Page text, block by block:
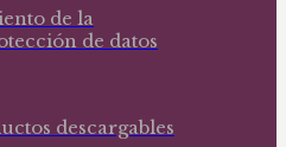
de la
de datos
descargables